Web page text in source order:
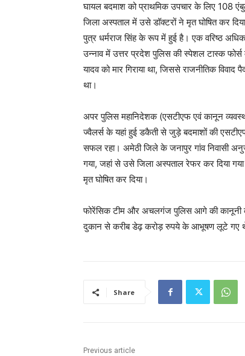
घायल बदमाश को प्राथमिक उपचार के लिए 108
जिला अस्पताल में उसे डॉक्टरों ने मृत घोषित कर
पुत्र धर्मराज सिंह के रूप में हुई है। एक वरिष्ठ
उन्नाव में उत्तर प्रदेश पुलिस की स्पेशल टास्क
यादव को मार गिराया था, जिससे राजनीतिक
था।
अपर पुलिस महानिदेशक (एसटीएफ एवं कानून
ज्वैलर्स के यहां हुई डकैती से जुड़े बदमाशों की
सफल रहा। अमेठी जिले के जनापुर गांव निवासी
गया, जहां से उसे जिला अस्पताल रेफर कर दिया
मृत घोषित कर दिया।
फोरेंसिक टीम और अचलगंज पुलिस आगे की कानूनी
दुकान से करीब डेढ़ करोड़ रुपये के आभूषण लूटे गए
Share
Previous article